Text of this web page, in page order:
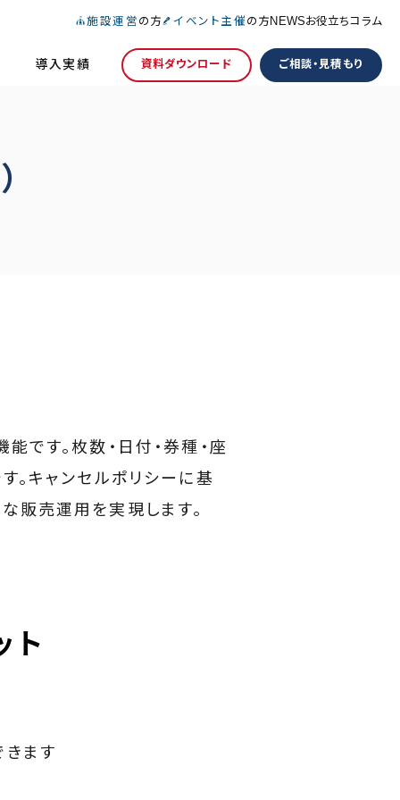
導入実績 資料ダウンロード ご相談・見積もり
施設運営 の方 イベント主催 の方 NEWSお役立ちコラム
です。枚数・日付・券種・座
。キャンセルポリシーに基
販売運用を実現します。
ト
ます